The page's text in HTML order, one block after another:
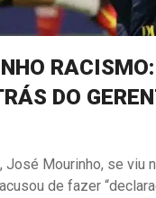
DO
Mourinho, se viu
de fazer